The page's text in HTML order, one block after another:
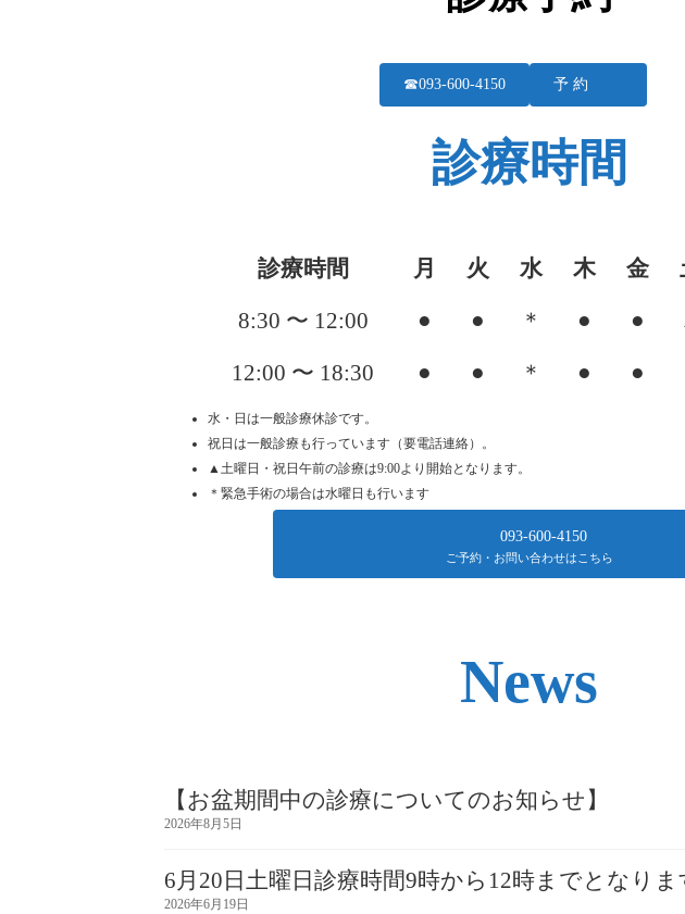
☎093-600-4150 予 約
診療時間
診療時間 月 火 水 木 金
8:30 〜 12:00 ● ● ＊ ● ●
12:00 〜 18:30 ● ● ＊ ● ●
水・日は一般診療休診です。
祝日は一般診療も行っています（要電話連絡）。
▲土曜日・祝日午前の診療は9:00より開始となります。
＊緊急手術の場合は水曜日も行います
093-600-4150
ご予約・お問い合わせはこちら
News
【お盆期間中の診療についてのお知らせ】
2026年8月5日
6月20日土曜日診療時間9時から12時までとなりま
2026年6月19日